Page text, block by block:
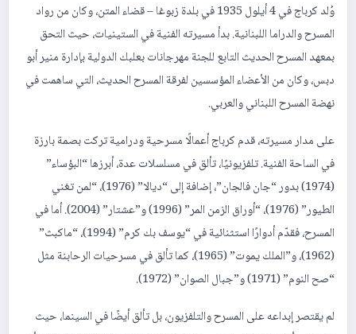
وُلد كرباج في 4 أيلول 1935 في بلدة زبوغا – قضاء المتن، وكان من رواد
المسرح والدراما اللبنانية. بدأ مسيرته الفنية في الستينيات، حيث التحق
بمعهد المسرح الحديث التابع للجنة مهرجانات بعلبك الدولية بإدارة منير أبو
دبس، وكان من الأعضاء المؤسسين لفرقة المسرح الحديث، التي ساهمت في
نهضة المسرح اللبناني والعربي.
على مدار مسيرته، قدم كرباج أعمالًا مسرحية ودرامية تركت بصمة بارزة
في الساحة الفنية. تلفزيونيًا، تألق في مسلسلات عدة، أبرزها “البؤساء”
(1974) بدور “جان فالجان”، إضافة إلى “ديالا” (1976)، “لمن تغني
الطيور” (1976)، “أوراق الزمن المر” (1996) و”عشتار” (2004). أما في
المسرح، فقدّم أدوارًا استثنائية في “يوسف بك كرم” (1994)، “ماكبث”
(1962)، و”الملك يموت” (1965)، كما تألق في مسرحيات الرحابنة مثل
“صح النوم” (1971) و”جبال الصوان” (1972).
لم يقتصر إبداعه على المسرح والتلفزيون، بل تألق أيضًا في السينما، حيث